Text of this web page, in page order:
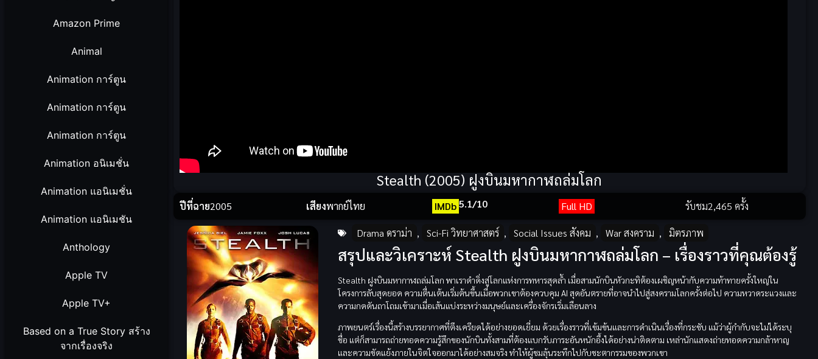
Amazon Prime
Animal
Animation การ์ตูน
Animation การ์ตูน
Animation การ์ตูน
Animation อนิเมชั่น
Animation แอนิเมชั่น
Animation แอนิเมชัน
Anthology
Apple TV
Apple TV+
Based on a True Story สร้าง
จากเรื่องจริง
Stealth (2005) ฝูงบินมหากาฬถล่มโลก
ปีที่ฉาย2005 เสียงพากย์ไทย IMDb 5.1/10 Full HD รับชม2,465 ครั้ง
Drama ดราม่า , Sci-Fi วิทยาศาสตร์ , Social Issues สังคม , War สงคราม , มิตรภาพ
สรุปและวิเคราะห์ Stealth ฝูงบินมหากาฬถล่มโลก – เรื่องราวที่คุณต้องรู้
Stealth ฝูงบินมหากาฬถล่มโลก พาเราดำดิ่งสู่โลกแห่งการทหารสุดล้ำ เมื่อสามนักบินหัวกะทิต้องเผชิญหน้ากับความท้าทายครั้งใหญ่ใน
โครงการลับสุดยอด ความตื่นเต้นเริ่มต้นขึ้นเมื่อพวกเขาต้องควบคุม AI สุดอันตรายที่อาจนำไปสู่สงครามโลกครั้งต่อไป ความหวาดระแวงและ
ความกดดันถาโถมเข้ามาเมื่อเส้นแบ่งระหว่างมนุษย์และเครื่องจักรเริ่มเลือนลาง
ภาพยนตร์เรื่องนี้สร้างบรรยากาศที่ตึงเครียดได้อย่างยอดเยี่ยม ด้วยเรื่องราวที่เข้มข้นและการดำเนินเรื่องที่กระชับ แม้ว่าผู้กำกับจะไม่ได้ระบุ
ชื่อ แต่ก็สามารถถ่ายทอดความรู้สึกของนักบินทั้งสามที่ต้องแบกรับภาระอันหนักอึ้งได้อย่างน่าติดตาม เหล่านักแสดงถ่ายทอดความกล้าหาญ
และความขัดแย้งภายในจิตใจออกมาได้อย่างสมจริง ทำให้ผู้ชมลุ้นระทึกไปกับชะตากรรมของพวกเขา